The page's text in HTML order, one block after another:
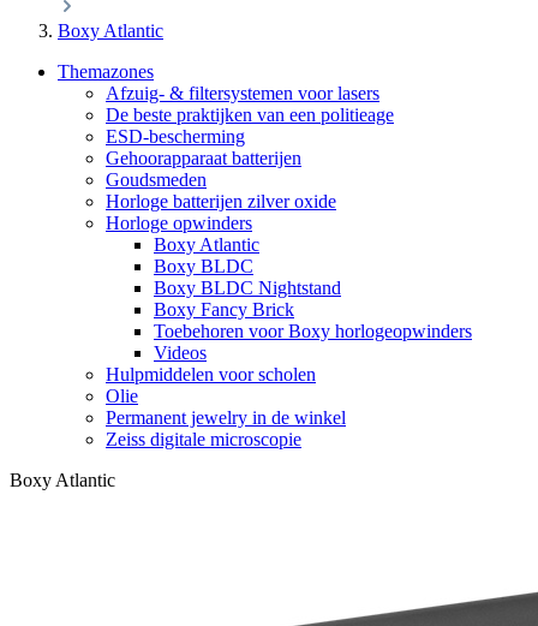
Boxy Atlantic
Themazones
Afzuig- & filtersystemen voor lasers
De beste praktijken van een politieage
ESD-bescherming
Gehoorapparaat batterijen
Goudsmeden
Horloge batterijen zilver oxide
Horloge opwinders
Boxy Atlantic
Boxy BLDC
Boxy BLDC Nightstand
Boxy Fancy Brick
Toebehoren voor Boxy horlogeopwinders
Videos
Hulpmiddelen voor scholen
Olie
Permanent jewelry in de winkel
Zeiss digitale microscopie
Boxy Atlantic